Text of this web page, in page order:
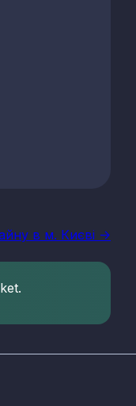
в м. Києві ->